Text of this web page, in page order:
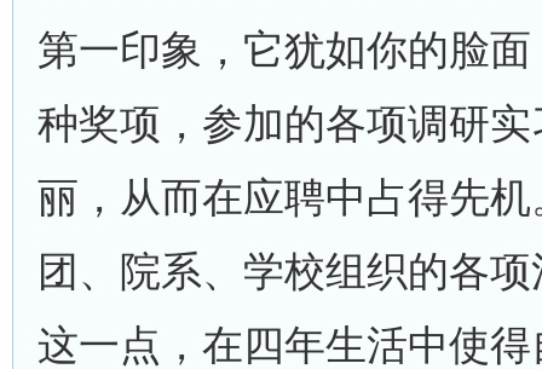
第一印象，它犹如你的脸
种奖项，参加的各项调研
丽，从而在应聘中占得先
团、院系、学校组织的各
这一点，在四年生活中使